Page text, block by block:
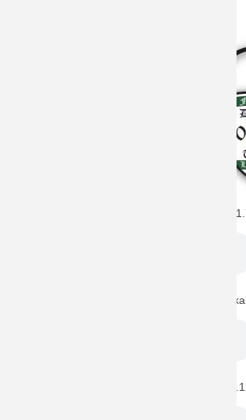
SV Oberachern - BORUSSIA (DFB-Pokal)
1. FC Kaiserslautern - BORUSSIA (DFB-
SV Elversberg - BORUSSIA (DFB-Pokal)